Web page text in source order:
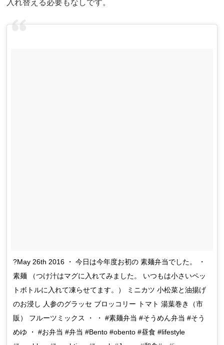
入れ替える必要もなしです。
?May 26th 2016 ・ 今日は今年度お初の 素麺弁当でした。 ・
素麺 （つけ汁はマグに入れてみました。 いつもは小さいペッ
トボトルに入れて凍らせてます。） ミニカツ 小松菜と油揚げ
のお浸し 人参のグラッセ ブロッコリー トマト 湯葉巻き（市
販） フルーツミックス ・ ・ #素麺弁当 #そうめん弁当 #そう
めゆ ・ #お弁当 #弁当 #Bento #obento #昼食 #lifestyle